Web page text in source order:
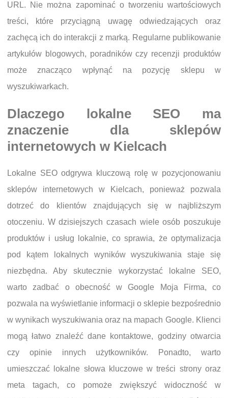
URL. Nie można zapominać o tworzeniu wartościowych
treści, które przyciągną uwagę odwiedzających oraz
zachęcą ich do interakcji z marką. Regularne publikowanie
artykułów blogowych, poradników czy recenzji produktów
może znacząco wpłynąć na pozycję sklepu w
wyszukiwarkach.
Dlaczego lokalne SEO ma
znaczenie dla sklepów
internetowych w Kielcach
Lokalne SEO odgrywa kluczową rolę w pozycjonowaniu
sklepów internetowych w Kielcach, ponieważ pozwala
dotrzeć do klientów znajdujących się w najbliższym
otoczeniu. W dzisiejszych czasach wiele osób poszukuje
produktów i usług lokalnie, co sprawia, że optymalizacja
pod kątem lokalnych wyników wyszukiwania staje się
niezbędna. Aby skutecznie wykorzystać lokalne SEO,
warto zadbać o obecność w Google Moja Firma, co
pozwala na wyświetlanie informacji o sklepie bezpośrednio
w wynikach wyszukiwania oraz na mapach Google. Klienci
mogą łatwo znaleźć dane kontaktowe, godziny otwarcia
czy opinie innych użytkowników. Ponadto, warto
umieszczać lokalne słowa kluczowe w treści strony oraz
meta tagach, co pomoże zwiększyć widoczność w